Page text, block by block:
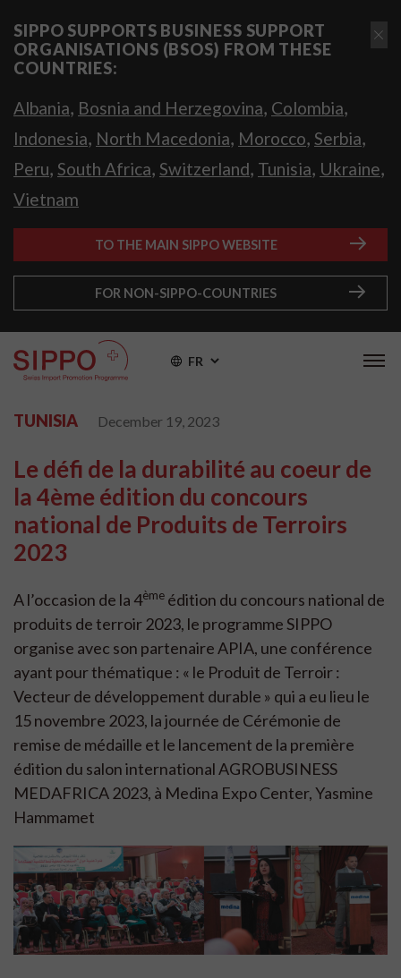
SIPPO SUPPORTS BUSINESS SUPPORT
ORGANISATIONS (BSOS) FROM THESE
COUNTRIES:
Albania, Bosnia and Herzegovina, Colombia,
Indonesia, North Macedonia, Morocco, Serbia,
Peru, South Africa, Switzerland, Tunisia, Ukraine,
Vietnam
TO THE MAIN SIPPO WEBSITE
FOR NON-SIPPO-COUNTRIES
FR
TUNISIA December 19, 2023
Le défi de la durabilité au coeur de
la 4ème édition du concours
national de Produits de Terroirs
2023
A l’occasion de la 4ème édition du concours national de
produits de terroir 2023, le programme SIPPO
organise avec son partenaire APIA, une conférence
ayant pour thématique : « le Produit de Terroir :
Vecteur de développement durable » qui a eu lieu le
15 novembre 2023, la journée de Cérémonie de
remise de médaille et le lancement de la première
édition du salon international AGROBUSINESS
MEDAFRICA 2023, à Medina Expo Center, Yasmine
Hammamet